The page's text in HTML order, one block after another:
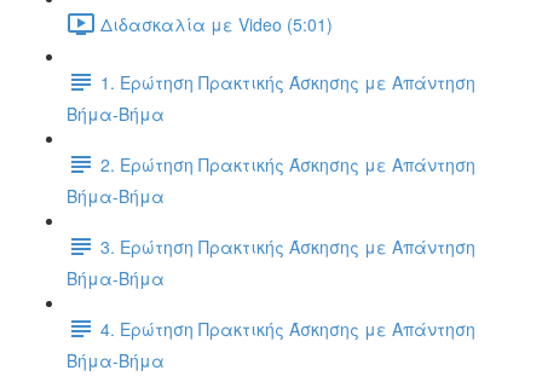
Διδασκαλία με Video (5:01)
1. Ερώτηση Πρακτικής Άσκησης με Απάντηση
Βήμα-Βήμα
2. Ερώτηση Πρακτικής Άσκησης με Απάντηση
Βήμα-Βήμα
3. Ερώτηση Πρακτικής Άσκησης με Απάντηση
Βήμα-Βήμα
4. Ερώτηση Πρακτικής Άσκησης με Απάντηση
Βήμα-Βήμα